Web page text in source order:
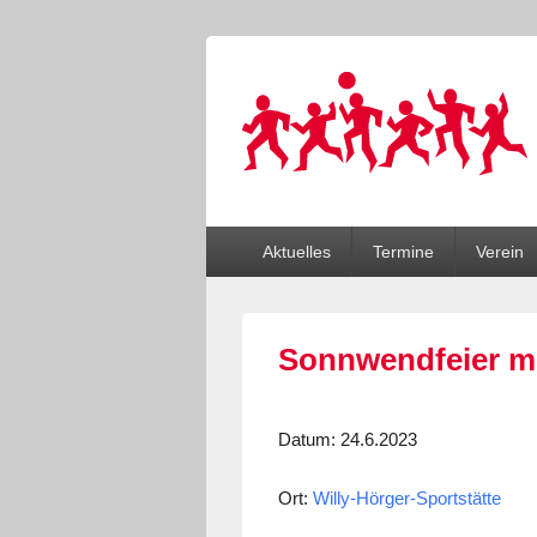
Sportverein
Aktuelles Termine Verein
Sonnwendfeier
Datum: 24.6.2023
Ort: Willy-Hörger-Sportstätte